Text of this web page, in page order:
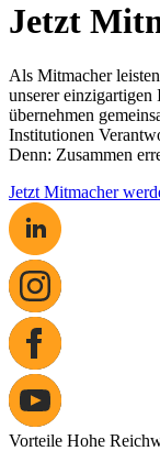
Jetzt
Als Mitmacher
unserer einzigartigen
übernehmen
Institutionen
Denn: Zusammen
Jetzt Mitmacher
Vorteile Hohe